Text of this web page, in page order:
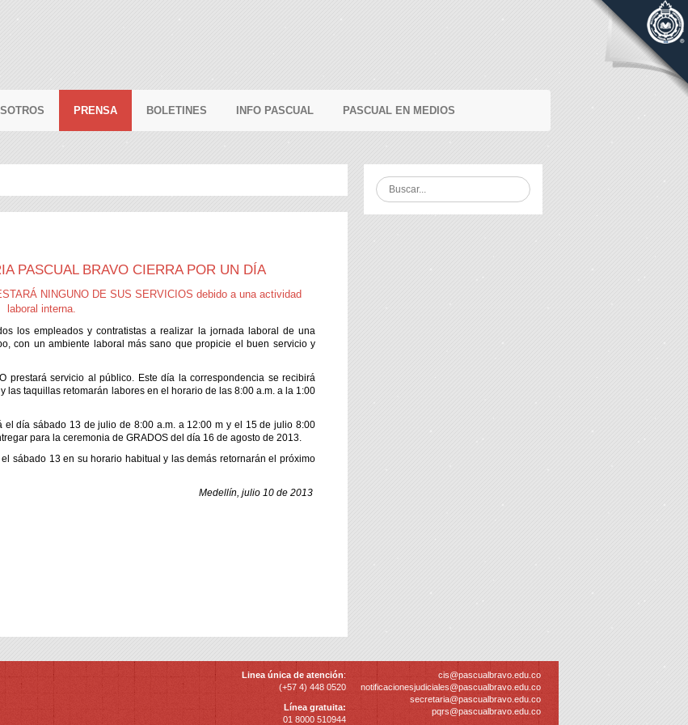
PRENSA BOLETINES INFO PASCUAL PASCUAL EN MEDIOS
PASCUAL BRAVO CIERRA POR UN DÍA
NINGUNO DE SUS SERVICIOS debido a una actividad
laboral interna.
los empleados y contratistas a realizar la jornada laboral de una
con un ambiente laboral más sano que propicie el buen servicio y
prestará servicio al público. Este día la correspondencia se recibirá
las taquillas retomarán labores en el horario de las 8:00 a.m. a la 1:00
el día sábado 13 de julio de 8:00 a.m. a 12:00 m y el 15 de julio 8:00
para la ceremonia de GRADOS del día 16 de agosto de 2013.
sábado 13 en su horario habitual y las demás retornarán el próximo
Medellín, julio 10 de 2013
Linea única de atención:
(+57 4) 448 0520
Línea gratuita:
01 8000 510944
cis@pascualbravo.edu.co
notificacionesjudiciales@pascualbravo.edu.co
secretaria@pascualbravo.edu.co
pqrs@pascualbravo.edu.co